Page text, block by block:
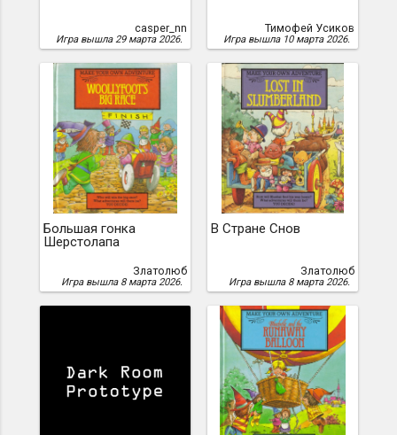
casper_nn
Игра вышла 29 марта 2026.
Тимофей Усиков
Игра вышла 10 марта 2026.
Большая гонка
Шерстолапа
Златолюб
Игра вышла 8 марта 2026.
В Стране Снов
Златолюб
Игра вышла 8 марта 2026.